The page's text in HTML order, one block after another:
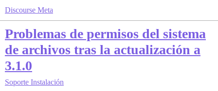
Discourse Meta
Problemas de permisos del sistema
de archivos tras la actualización a
3.1.0
Soporte Instalación